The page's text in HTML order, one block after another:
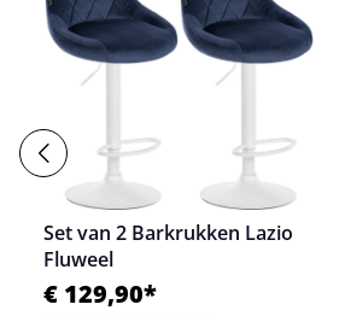
Set van 2 Barkrukken Lazio
Fluweel
€ 129,90*